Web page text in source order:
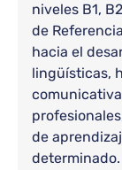
niveles B1,
de
hacia el
lingüísticas,
de
determinado.